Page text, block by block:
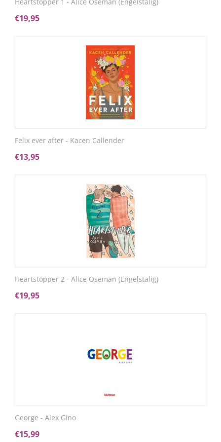
€19,95
Felix ever after - Kacen Callender
€13,95
Heartstopper 2 - Alice Oseman (Engelstalig)
€19,95
George - Alex Gino
€15,99